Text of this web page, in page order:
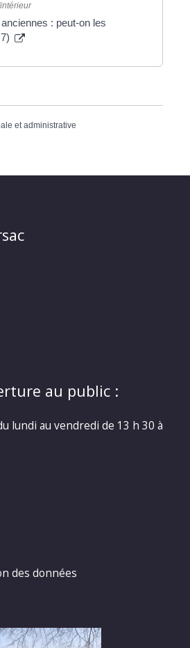
: peut-on les
et administrative
au public :
lundi au vendredi de 13 h 30 à
des données